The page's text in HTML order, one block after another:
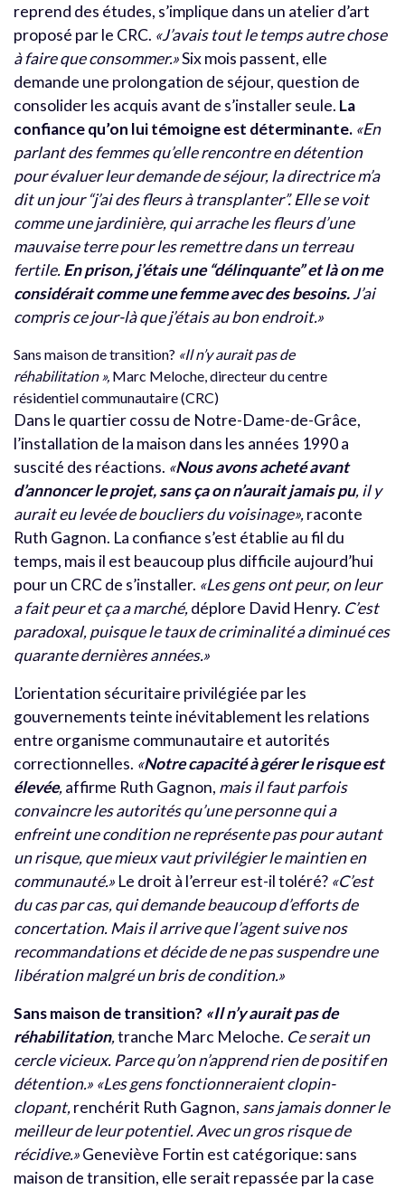
reprend des études, s’implique dans un atelier d’art
proposé par le CRC. «J’avais tout le temps autre chose
à faire que consommer.»Six mois passent, elle
demande une prolongation de séjour, question de
consolider les acquis avant de s’installer seule. La
confiance qu’on lui témoigne est déterminante. «En
parlant des femmes qu’elle rencontre en détention
pour évaluer leur demande de séjour, la directrice m’a
dit un jour “j’ai des fleurs à transplanter”. Elle se voit
comme une jardinière, qui arrache les fleurs d’une
mauvaise terre pour les remettre dans un terreau
fertile.En prison, j’étais une “délinquante” et là on me
considérait comme une femme avec des besoins.J’ai
compris ce jour-là que j’étais au bon endroit.»
Sans maison de transition? «Il n’y aurait pas de
réhabilitation », Marc Meloche, directeur du centre
résidentiel communautaire (CRC)
Dans le quartier cossu de Notre-Dame-de-Grâce,
l’installation de la maison dans les années 1990 a
suscité des réactions. «Nous avons acheté avant
d’annoncer le projet, sans ça on n’aurait jamais pu, il y
aurait eu levée de boucliers du voisinage»,raconte
Ruth Gagnon. La confiance s’est établie au fil du
temps, mais il est beaucoup plus difficile aujourd’hui
pour un CRC de s’installer. «Les gens ont peur, on leur
a fait peur et ça a marché,déplore David Henry. C’est
paradoxal, puisque le taux de criminalité a diminué ces
quarante dernières années.»
L’orientation sécuritaire privilégiée par les
gouvernements teinte inévitablement les relations
entre organisme communautaire et autorités
correctionnelles. «Notre capacité à gérer le risque est
élevée,affirme Ruth Gagnon, mais il faut parfois
convaincre les autorités qu’une personne qui a
enfreint une condition ne représente pas pour autant
un risque, que mieux vaut privilégier le maintien en
communauté.» Le droit à l’erreur est-il toléré? «C’est
du cas par cas, qui demande beaucoup d’efforts de
concertation. Mais il arrive que l’agent suive nos
recommandations et décide de ne pas suspendre une
libération malgré un bris de condition.»
Sans maison de transition? «Il n’y aurait pas de
réhabilitation,tranche Marc Meloche. Ce serait un
cercle vicieux. Parce qu’on n’apprend rien de positif en
détention.» «Les gens fonctionneraient clopin-
clopant,renchérit Ruth Gagnon, sans jamais donner le
meilleur de leur potentiel. Avec un gros risque de
récidive.»Geneviève Fortin est catégorique: sans
maison de transition, elle serait repassée par la case